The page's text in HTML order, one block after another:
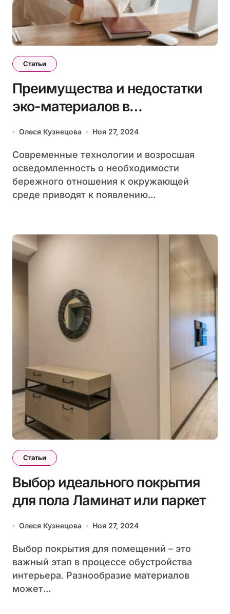
Статьи
Преимущества и недостатки
эко-материалов в
строительстве
Олеся Кузнецова Ноя 27, 2024
Современные технологии и возросшая
осведомленность о необходимости
бережного отношения к окружающей
среде приводят к появлению...
Статьи
Выбор идеального покрытия
для пола Ламинат или паркет
Олеся Кузнецова Ноя 27, 2024
Выбор покрытия для помещений – это
важный этап в процессе обустройства
интерьера. Разнообразие материалов
может...